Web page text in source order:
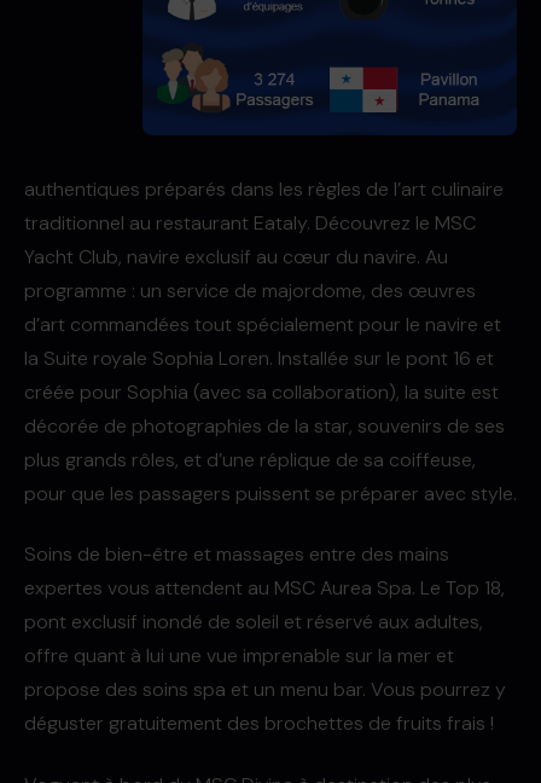
authentiques préparés dans les règles de l’art culinaire
traditionnel au restaurant Eataly. Découvrez le MSC
Yacht Club, navire exclusif au cœur du navire. Au
programme : un service de majordome, des œuvres
d’art commandées tout spécialement pour le navire et
la Suite royale Sophia Loren. Installée sur le pont 16 et
créée pour Sophia (avec sa collaboration), la suite est
décorée de photographies de la star, souvenirs de ses
plus grands rôles, et d’une réplique de sa coiffeuse,
pour que les passagers puissent se préparer avec style.
Soins de bien-être et massages entre des mains
expertes vous attendent au MSC Aurea Spa. Le Top 18,
pont exclusif inondé de soleil et réservé aux adultes,
offre quant à lui une vue imprenable sur la mer et
propose des soins spa et un menu bar. Vous pourrez y
déguster gratuitement des brochettes de fruits frais !